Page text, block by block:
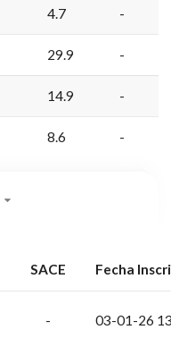
4.7 -
29.9 -
14.9 -
8.6 -
SACE Fecha
- 03-01-26